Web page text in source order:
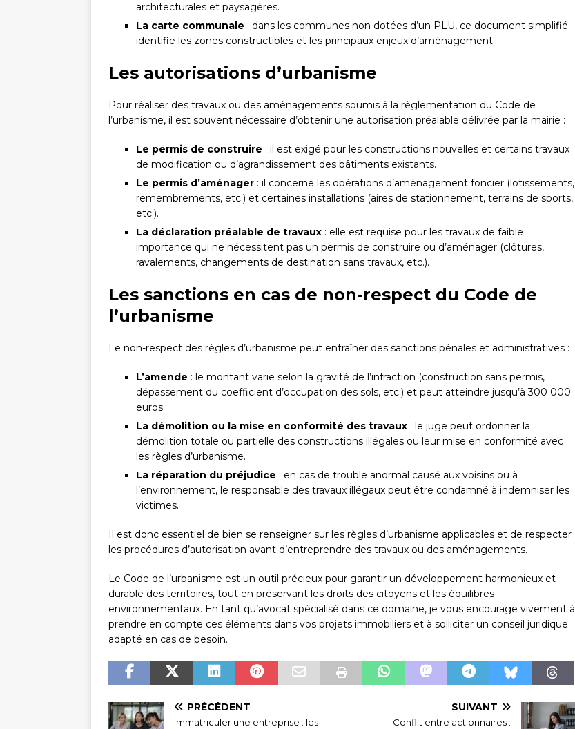
architecturales et paysagères.
La carte communale : dans les communes non dotées d’un PLU, ce document simplifié
identifie les zones constructibles et les principaux enjeux d’aménagement.
Les autorisations d’urbanisme
Pour réaliser des travaux ou des aménagements soumis à la réglementation du Code de
l’urbanisme, il est souvent nécessaire d’obtenir une autorisation préalable délivrée par la mairie :
Le permis de construire : il est exigé pour les constructions nouvelles et certains travaux
de modification ou d’agrandissement des bâtiments existants.
Le permis d’aménager : il concerne les opérations d’aménagement foncier (lotissements,
remembrements, etc.) et certaines installations (aires de stationnement, terrains de sports,
etc.).
La déclaration préalable de travaux : elle est requise pour les travaux de faible
importance qui ne nécessitent pas un permis de construire ou d’aménager (clôtures,
ravalements, changements de destination sans travaux, etc.).
Les sanctions en cas de non-respect du Code de
l’urbanisme
Le non-respect des règles d’urbanisme peut entraîner des sanctions pénales et administratives :
L’amende : le montant varie selon la gravité de l’infraction (construction sans permis,
dépassement du coefficient d’occupation des sols, etc.) et peut atteindre jusqu’à 300 000
euros.
La démolition ou la mise en conformité des travaux : le juge peut ordonner la
démolition totale ou partielle des constructions illégales ou leur mise en conformité avec
les règles d’urbanisme.
La réparation du préjudice : en cas de trouble anormal causé aux voisins ou à
l’environnement, le responsable des travaux illégaux peut être condamné à indemniser les
victimes.
Il est donc essentiel de bien se renseigner sur les règles d’urbanisme applicables et de respecter
les procédures d’autorisation avant d’entreprendre des travaux ou des aménagements.
Le Code de l’urbanisme est un outil précieux pour garantir un développement harmonieux et
durable des territoires, tout en préservant les droits des citoyens et les équilibres
environnementaux. En tant qu’avocat spécialisé dans ce domaine, je vous encourage vivement à
prendre en compte ces éléments dans vos projets immobiliers et à solliciter un conseil juridique
adapté en cas de besoin.
PRÉCÉDENT
Immatriculer une entreprise : les
SUIVANT
Conflit entre actionnaires :